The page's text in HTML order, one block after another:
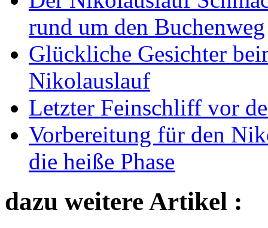
rund um den Buchenweg
Glückliche Gesichter
Nikolauslauf
Letzter Feinschliff vor
Vorbereitung für den
die heiße Phase
dazu weitere Artikel :